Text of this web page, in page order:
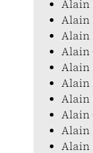
Alain
Alain
Alain
Alain
Alain
Alain
Alain
Alain
Alain
Alain